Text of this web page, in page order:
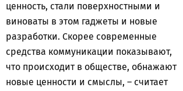
ценность, стали поверхностными и
виноваты в этом гаджеты и новые
разработки. Скорее современные
средства коммуникации показывают,
что происходит в обществе, обнажают
новые ценности и смыслы, – считает